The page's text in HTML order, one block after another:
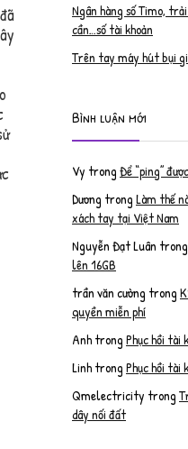
Ngân hàng số Timo,
cần…số tài khoản
Trên tay máy hút bụi
Bình luận mới
Vy trongĐể “ping”
Dương trongLàm thế
xách tay tại Việt Nam
Nguyễn Đạt Luân trong
lên 16GB
trần văn cường trong
quyền miễn phí
AnhtrongPhục hồi tài
LinhtrongPhục hồi tài
Qmelectricity trong
dây nối đất